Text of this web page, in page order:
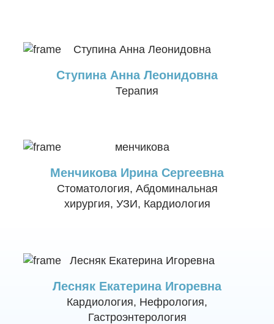
Ступина Анна Леонидовна
Терапия
Менчикова Ирина Сергеевна
Стоматология, Абдоминальная
хирургия, УЗИ, Кардиология
Лесняк Екатерина Игоревна
Кардиология, Нефрология,
Гастроэнтерология